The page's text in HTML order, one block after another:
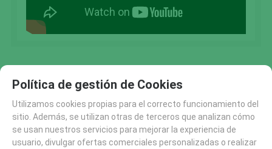
FAMILIAS RELACIONADAS
AREAS DE JUEGO
JUEGOS ACCESIBLES INTEGRADORES
JUEGOS MUSICALES
PANELES Y DIDACTICOS ACCESIBLES E INTEGRADORE
Política de gestión de Cookies
Utilizamos cookies propias para el correcto funcionamiento del
sitio. Además, se utilizan otras de terceros que analizan cómo
se usan nuestros servicios para mejorar la experiencia de
usuario, divulgar ofertas comerciales personalizadas o realizar